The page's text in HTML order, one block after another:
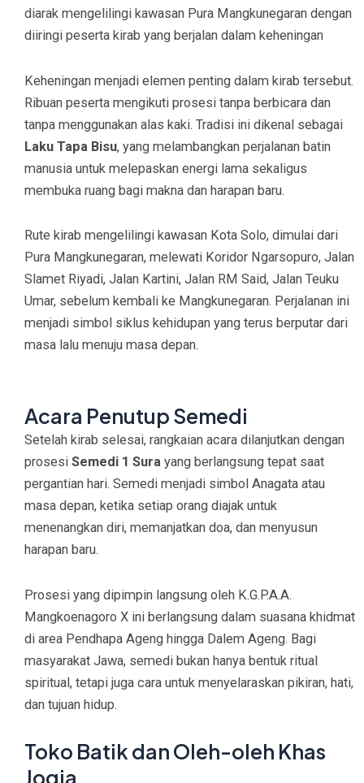
diarak mengelilingi kawasan Pura Mangkunegaran dengan
diiringi peserta kirab yang berjalan dalam keheningan
Keheningan menjadi elemen penting dalam kirab tersebut.
Ribuan peserta mengikuti prosesi tanpa berbicara dan
tanpa menggunakan alas kaki. Tradisi ini dikenal sebagai
Laku Tapa Bisu, yang melambangkan perjalanan batin
manusia untuk melepaskan energi lama sekaligus
membuka ruang bagi makna dan harapan baru.
Rute kirab mengelilingi kawasan Kota Solo, dimulai dari
Pura Mangkunegaran, melewati Koridor Ngarsopuro, Jalan
Slamet Riyadi, Jalan Kartini, Jalan RM Said, Jalan Teuku
Umar, sebelum kembali ke Mangkunegaran. Perjalanan ini
menjadi simbol siklus kehidupan yang terus berputar dari
masa lalu menuju masa depan.
Acara Penutup Semedi
Setelah kirab selesai, rangkaian acara dilanjutkan dengan
prosesi Semedi 1 Sura yang berlangsung tepat saat
pergantian hari. Semedi menjadi simbol Anagata atau
masa depan, ketika setiap orang diajak untuk
menenangkan diri, memanjatkan doa, dan menyusun
harapan baru.
Prosesi yang dipimpin langsung oleh K.G.P.A.A.
Mangkoenagoro X ini berlangsung dalam suasana khidmat
di area Pendhapa Ageng hingga Dalem Ageng. Bagi
masyarakat Jawa, semedi bukan hanya bentuk ritual
spiritual, tetapi juga cara untuk menyelaraskan pikiran, hati,
dan tujuan hidup.
Toko Batik dan Oleh-oleh Khas
Jogja